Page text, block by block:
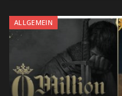
ALLGEMEIN